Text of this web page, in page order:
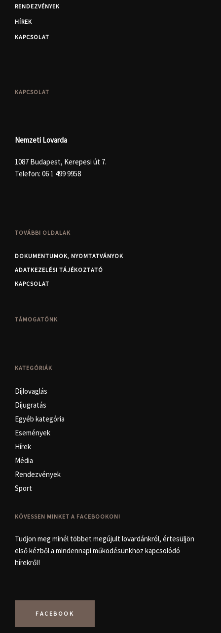
RENDEZVÉNYEK
HÍREK
KAPCSOLAT
KAPCSOLAT
Nemzeti Lovarda
1087 Budapest, Kerepesi út 7.
Telefon: 06 1 499 9958
TOVÁBBI OLDALAK
DOKUMENTUMOK, NYOMTATVÁNYOK
ADATKEZELÉSI TÁJÉKOZTATÓ
KAPCSOLAT
TÁMOGATÓNK
KATEGÓRIÁK
Díjlovaglás
Díjugratás
Egyéb kategória
Események
Hírek
Média
Rendezvények
Sport
KÖVESSEN MINKET A FACEBOOKON!
Tudjon meg minél többet megújult lovardánkról, értesüljön
első kézből a mindennapi működésünkhöz kapcsolódó
hírekről!
FACEBOOK